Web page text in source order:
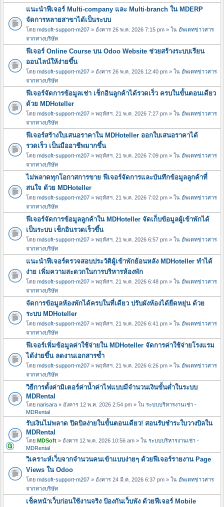
แนะนำฟีเจอร์ Multi-company และ Multi-branch ใน MDERP
จัดการหลายสาขาได้เป็นระบบ
โดย mdsoft-support-m207 » อังคาร 26 พ.ค. 2026 7:15 pm » ใน อัพเดทข่าวสาร
จากทางบริษัท
ฟีเจอร์ Online Course บน Odoo Website ช่วยสร้างระบบเรียน
ออนไลน์ให้ง่ายขึ้น
โดย mdsoft-support-m207 » อังคาร 26 พ.ค. 2026 12:40 pm » ใน อัพเดทข่าวสาร
จากทางบริษัท
ฟีเจอร์จัดการข้อมูลเช่า เช็กอินลูกค้าได้รวดเร็ว ครบในขั้นตอนเดียว
ด้วย MDHoteller
โดย mdsoft-support-m207 » พฤหัสฯ. 21 พ.ค. 2026 7:27 pm » ใน อัพเดทข่าวสาร
จากทางบริษัท
ฟีเจอร์สร้างใบเสนอราคาใน MDHoteller ออกใบเสนอราคาได้
รวดเร็ว เป็นมืออาชีพมากขึ้น
โดย mdsoft-support-m207 » พฤหัสฯ. 21 พ.ค. 2026 7:09 pm » ใน อัพเดทข่าวสาร
จากทางบริษัท
ไม่พลาดทุกโอกาสการขาย ฟีเจอร์จัดการและบันทึกข้อมูลลูกค้าที่
สนใจ ด้วย MDHoteller
โดย mdsoft-support-m207 » พฤหัสฯ. 21 พ.ค. 2026 7:02 pm » ใน อัพเดทข่าวสาร
จากทางบริษัท
ฟีเจอร์จัดการข้อมูลลูกค้าใน MDHoteller จัดเก็บข้อมูลผู้เข้าพักได้
เป็นระบบ เช็กอินรวดเร็วขึ้น
โดย mdsoft-support-m207 » พฤหัสฯ. 21 พ.ค. 2026 6:57 pm » ใน อัพเดทข่าวสาร
จากทางบริษัท
แนะนำฟีเจอร์ตรวจสอบประวัติผู้เข้าพักย้อนหลัง MDHoteller ทำได้
ง่าย เพิ่มความสะดวกในการบริหารห้องพัก
โดย mdsoft-support-m207 » พฤหัสฯ. 21 พ.ค. 2026 6:48 pm » ใน อัพเดทข่าวสาร
จากทางบริษัท
จัดการข้อมูลห้องพักได้ครบในที่เดียว ปรับผังห้องได้ยืดหยุ่น ด้วย
ระบบ MDHoteller
โดย mdsoft-support-m207 » พฤหัสฯ. 21 พ.ค. 2026 6:41 pm » ใน อัพเดทข่าวสาร
จากทางบริษัท
ฟีเจอร์เพิ่มข้อมูลค่าใช้จ่ายใน MDHoteller จัดการค่าใช้จ่ายโรงแรม
ได้ง่ายขึ้น ลดงานเอกสารซ้ำ
โดย mdsoft-support-m207 » พฤหัสฯ. 21 พ.ค. 2026 6:26 pm » ใน อัพเดทข่าวสาร
จากทางบริษัท
วิธีการตั้งค่ามิเตอร์ค่าน้ำค่าไฟแบบมีจำนวนเงินขั้นต่ำในระบบ
MDRental
โดย narisara » อังคาร 12 พ.ค. 2026 2:54 pm » ใน ระบบบริหารงานเช่า -
MDRental
รับเงินไม่พลาด ปิดบิลง่ายในขั้นตอนเดียว! สอนรับชำระใบวางบิลใน
MDRental
โดย MDSoft » อังคาร 12 พ.ค. 2026 10:56 am » ใน ระบบบริหารงานเช่า -
MDRental
วิเคราะห์เว็บจากจำนวนคนเข้าแบบง่ายๆ ด้วยฟีเจอร์รายงาน Page
Views ใน Odoo
โดย mdsoft-support-m207 » อังคาร 24 มี.ค. 2026 6:37 pm » ใน อัพเดทข่าวสาร
จากทางบริษัท
เช็คหน้าเว็บก่อนใช้งานจริง ป้องกันเว็บพัง ด้วยฟีเจอร์ Mobile